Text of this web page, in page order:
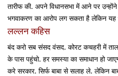
तारीफ की. अपने विधानसभा में आने पर
भगवाकरण का आरोप लग सकता है लेकिन यह
लल्लन कहिस
बंद करो सब संसद वंसद. कोरट कचहरी में
के पास पहुंचो. हर समस्या का समाधान हो
करे सरकार. सिर्फ बाबा से सलाह ले. लेकिन